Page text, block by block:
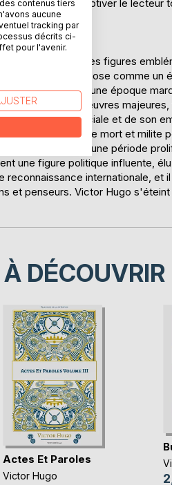
parvient à captiver le lecteur
est l'une des figures
politique, il s'impose comme
grandit dans une époque
écriture. Ses oeuvres
de justice sociale et de son
à la peine de mort et milite
Empire, est une période
une figure politique influente,
reconnaissance internationale, et
et penseurs. Victor Hugo s'éteint
DÉCOUVRIR
Actes Et Paroles
Victor Hugo
contenus tiers
aucune
tracking par
décrits ci-
pour l'avenir.